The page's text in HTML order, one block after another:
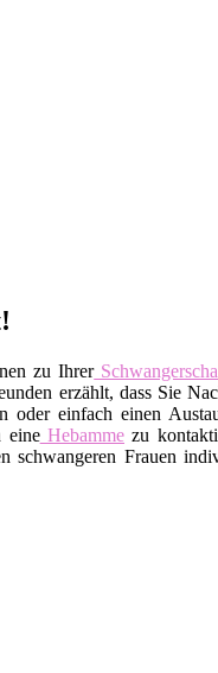
zu Ihrer
erzählt, dass Sie
einfach einen
eineHebamme zu
schwangeren Frauen